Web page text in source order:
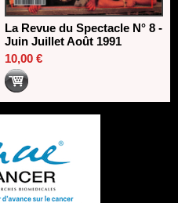
La Revue du Spectacle N° 8 -
Juin Juillet Août 1991
10,00 €